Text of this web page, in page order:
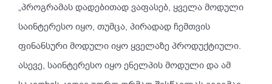
„პროგრამას დადებითად ვაფასებ, ყველა მოდული
საინტერესო იყო, თუმცა, პირადად ჩემთვის
ფინანსური მოდული იყო ყველაზე პროდუქტიული.
ასევე, საინტერესო იყო ენელპის მოდული და ამ